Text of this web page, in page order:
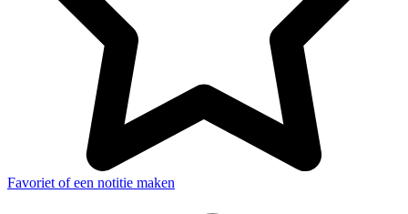
Favoriet of een notitie maken